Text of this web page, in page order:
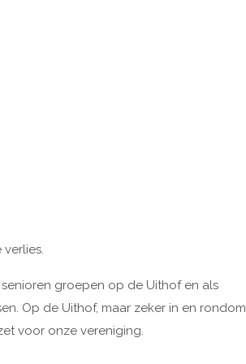
groepen op de Uithof en als
Op de Uithof, maar zeker in en rondom
voor onze vereniging.